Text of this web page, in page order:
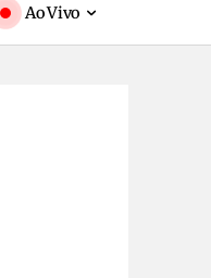
Ao Vivo